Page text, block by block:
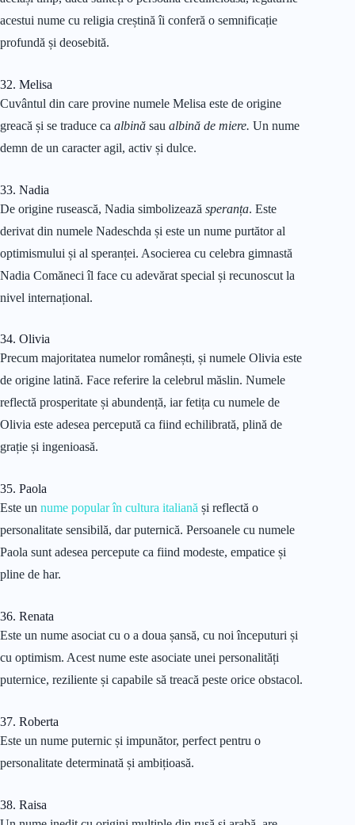
acestui nume cu religia creștină îi conferă o semnificație
profundă și deosebită.
32. Melisa
Cuvântul din care provine numele Melisa este de origine
greacă și se traduce ca albină sau albină de miere. Un nume
demn de un caracter agil, activ și dulce.
33. Nadia
De origine rusească, Nadia simbolizează speranța. Este
derivat din numele Nadeschda și este un nume purtător al
optimismului și al speranței. Asocierea cu celebra gimnastă
Nadia Comăneci îl face cu adevărat special și recunoscut la
nivel internațional.
34. Olivia
Precum majoritatea numelor românești, și numele Olivia este
de origine latină. Face referire la celebrul măslin. Numele
reflectă prosperitate și abundență, iar fetița cu numele de
Olivia este adesea percepută ca fiind echilibrată, plină de
grație și ingenioasă.
35. Paola
Este un nume popular în cultura italiană și reflectă o
personalitate sensibilă, dar puternică. Persoanele cu numele
Paola sunt adesea percepute ca fiind modeste, empatice și
pline de har.
36. Renata
Este un nume asociat cu o a doua șansă, cu noi începuturi și
cu optimism. Acest nume este asociate unei personalități
puternice, reziliente și capabile să treacă peste orice obstacol.
37. Roberta
Este un nume puternic și impunător, perfect pentru o
personalitate determinată și ambițioasă.
38. Raisa